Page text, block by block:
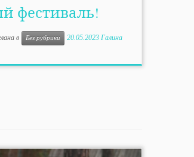
фестиваль!
в Без рубрики 20.05.2023 Галина